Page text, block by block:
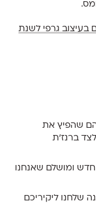
בעיצוב גרפי לשנת
שהפיץ את
ברנז׳ת
חדש ומושלם שאנחנו
שלחנו ליקיריכם